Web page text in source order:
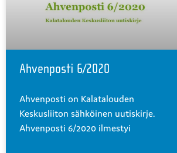
Ahvenposti 6/2020
Ahvenposti on Kalatalouden
Keskusliiton sähköinen uutiskirje.
Ahvenposti 6/2020 ilmestyi